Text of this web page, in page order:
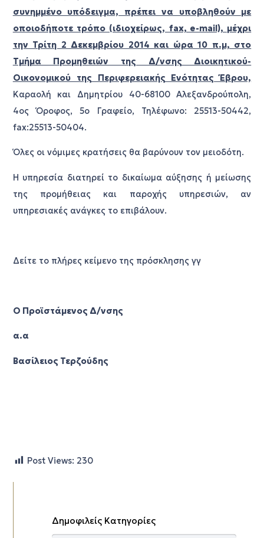
συνημμένο υπόδειγμα, πρέπει να υποβληθούν με
οποιοδήποτε τρόπο (ιδιοχείρως, fax, e-mail), μέχρι
την Τρίτη 2 Δεκεμβρίου 2014 και ώρα 10 π.μ, στο
Τμήμα Προμηθειών της Δ/νσης Διοικητικού-
Οικονομικού της Περιφερειακής Ενότητας Έβρου,
Καραολή και Δημητρίου 40-68100 Αλεξανδρούπολη,
4ος Όροφος, 5ο Γραφείο, Τηλέφωνο: 25513-50442,
fax:25513-50404.
Όλες οι νόμιμες κρατήσεις θα βαρύνουν τον μειοδότη.
H υπηρεσία διατηρεί το δικαίωμα αύξησης ή μείωσης
της προμήθειας και παροχής υπηρεσιών, αν
υπηρεσιακές ανάγκες το επιβάλουν.
Δείτε το πλήρες κείμενο της πρόσκλησης γγ
Ο Προϊστάμενος Δ/νσης
α.α
Βασίλειος Τερζούδης
Post Views: 230
Δημοφιλείς Κατηγορίες